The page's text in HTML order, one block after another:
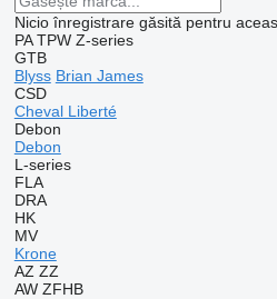
Nicio înregistrare găsită pentru
PA TPW Z-series
GTB
Blyss Brian James
CSD
Cheval Liberté
Debon
Debon
L-series
FLA
DRA
HK
MV
Krone
AZ ZZ
AW ZFHB